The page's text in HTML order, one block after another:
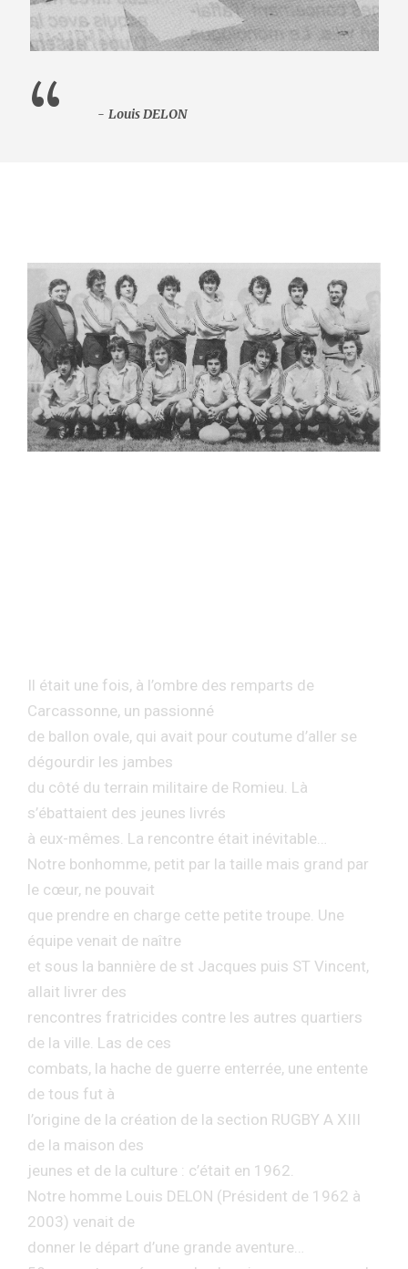
“ Louis DELON
Il était une fois, à l’ombre des remparts de
Carcassonne, un passionné
de ballon ovale, qui avait pour coutume d’aller se
dégourdir les jambes
du côté du terrain militaire de Romieu. Là
s’ébattaient des jeunes livrés
à eux-mêmes. La rencontre était inévitable…
Notre bonhomme, petit par la taille mais grand par
le cœur, ne pouvait
que prendre en charge cette petite troupe. Une
équipe venait de naître
et sous la bannière de st Jacques puis ST Vincent,
allait livrer des
rencontres fratricides contre les autres quartiers
de la ville. Las de ces
combats, la hache de guerre enterrée, une entente
de tous fut à
l’origine de la création de la section RUGBY A XIII
de la maison des
jeunes et de la culture : c’était en 1962.
Notre homme Louis DELON (Président de 1962 à
2003) venait de
donner le départ d’une grande aventure…